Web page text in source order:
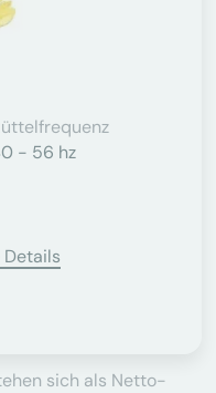
- 56 hz
sich als Netto-